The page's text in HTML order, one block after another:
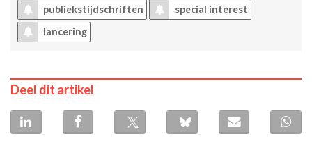
publiekstijdschriften
special interest
lancering
Deel dit artikel